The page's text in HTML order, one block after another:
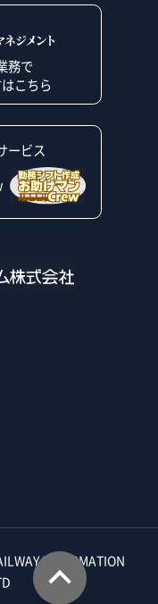
務で
こちら
ービス
INFORMATIONこのペ